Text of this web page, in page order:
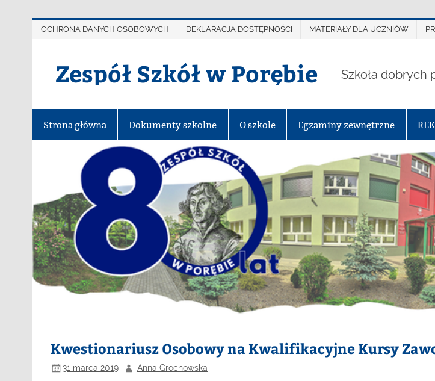
OCHRONA DANYCH OSOBOWYCH DEKLARACJA DOSTĘPNOŚCI MATERIAŁY DLA UCZNIÓW
Zespół Szkół w Porębie Szkoła dobrych
Strona główna Dokumenty szkolne O szkole Egzaminy zewnętrzne
Kwestionariusz Osobowy na Kwalifikacyjne Kursy
31 marca 2019 Anna Grochowska